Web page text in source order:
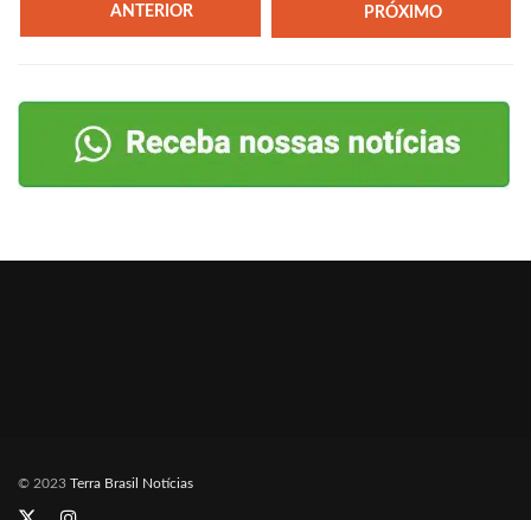
ANTERIOR PRÓXIMO
© 2023 Terra Brasil Notícias